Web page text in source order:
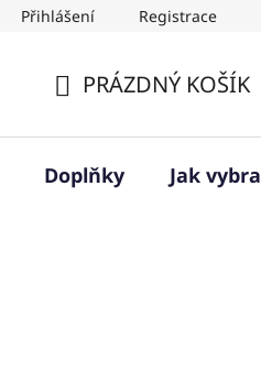
Přihlášení Registrace
KOŠÍK
PRÁZDNÝ KOŠÍK
Doplňky Jak